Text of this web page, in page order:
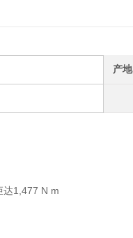
产地
达1,477 N m